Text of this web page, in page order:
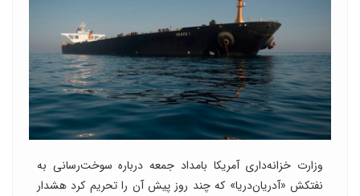
وزارت خزانه‌داری آمریکا بامداد جمعه درباره سوخت‌رسانی به
نفتکش «آدریان‌دریا» که چند روز پیش آن را تحریم کرد هشدار